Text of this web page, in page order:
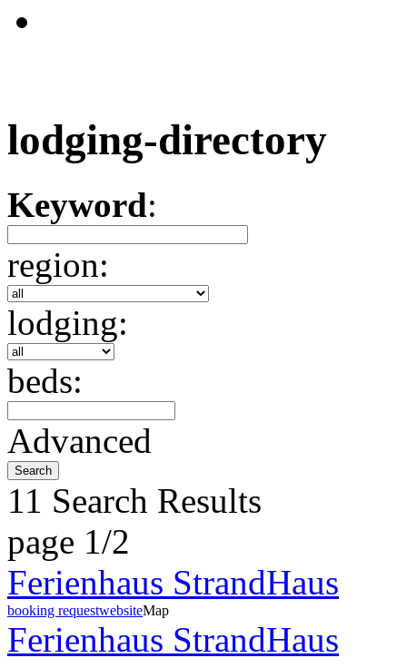
lodging-directory
Keyword:
region:
lodging:
beds:
Advanced
11 Search Results
page 1/2
Ferienhaus StrandHaus
booking requestwebsiteMap
Ferienhaus StrandHaus